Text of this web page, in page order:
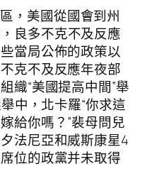
，美國從國會到州
良多不克不及反應
當局公佈的政策以
克不及反應年夜部
織“美國提高中間”舉
中，北卡羅“你求這
給你嗎？”裴母問兒
法尼亞和威斯康星4
位的政黨并未取得